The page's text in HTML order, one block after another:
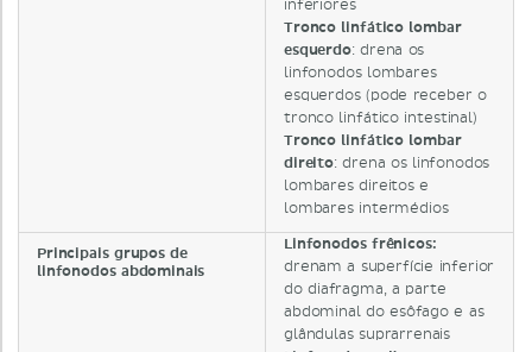
inferiores
Tronco linfático lombar
esquerdo: drena os
linfonodos lombares
esquerdos (pode receber o
tronco linfático intestinal)
Tronco linfático lombar
direito: drena os linfonodos
lombares direitos e
lombares intermédios
Principais grupos de
linfonodos abdominais
Linfonodos frênicos:
drenam a superfície inferior
do diafragma, a parte
abdominal do esôfago e as
glândulas suprarrenais